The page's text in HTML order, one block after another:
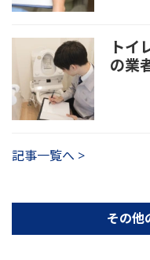
トイ
の業
記事一覧へ >
その他